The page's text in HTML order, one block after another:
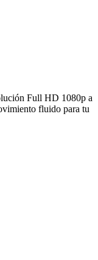
Full HD 1080p a
fluido para tu